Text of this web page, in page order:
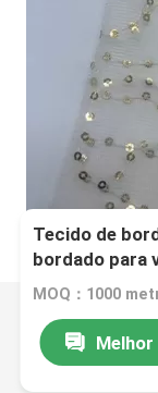
Tecido de
bordado para
MOQ：1000